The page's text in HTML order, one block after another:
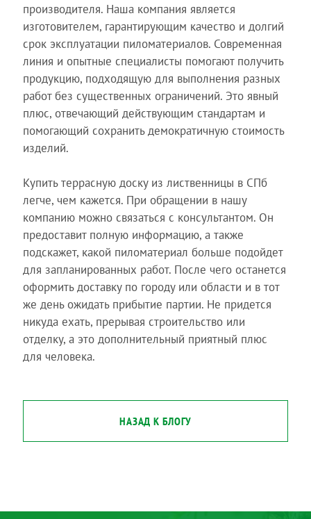
производителя. Наша компания является
изготовителем, гарантирующим качество и долгий
срок эксплуатации пиломатериалов. Современная
линия и опытные специалисты помогают получить
продукцию, подходящую для выполнения разных
работ без существенных ограничений. Это явный
плюс, отвечающий действующим стандартам и
помогающий сохранить демократичную стоимость
изделий.
Купить террасную доску из лиственницы в СПб
легче, чем кажется. При обращении в нашу
компанию можно связаться с консультантом. Он
предоставит полную информацию, а также
подскажет, какой пиломатериал больше подойдет
для запланированных работ. После чего останется
оформить доставку по городу или области и в тот
же день ожидать прибытие партии. Не придется
никуда ехать, прерывая строительство или
отделку, а это дополнительный приятный плюс
для человека.
НАЗАД К БЛОГУ